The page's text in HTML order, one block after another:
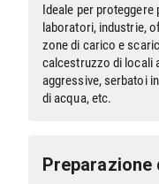
Ideale per
laboratori, industrie,
zone di carico e
calcestruzzo di locali
aggressive, serbatoi
di acqua, etc.